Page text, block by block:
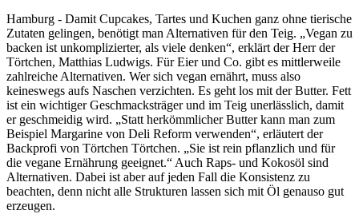
Hamburg - Damit Cupcakes, Tartes und Kuchen ganz ohne tierische
Zutaten gelingen, benö­tigt man Alternati­ven für den Teig. „Vegan zu
backen ist unkomplizierter, als viele denken“, erklärt der Herr der
Törtchen, Matthias Ludwigs. Für Eier und Co. gibt es mitt­lerweile
zahlreiche Alternativen. Wer sich vegan er­nährt, muss also
keineswegs aufs Naschen verzichten. Es geht los mit der Butter. Fett
ist ein wichtiger Ge­schmacksträger und im Teig unerlässlich, damit
er ge­schmeidig wird. „Statt herkömmlicher Butter kann man zum
Beispiel Margarine von Deli Reform verwenden“, er­läutert der
Back­profi von Törtchen Törtchen. „Sie ist rein pflanzlich und für
die vegane Ernährung geeignet.“ Auch Raps- und Kokosöl sind
Alternativen. Dabei ist aber auf jeden Fall die Konsistenz zu
beachten, denn nicht alle Strukturen lassen sich mit Öl genauso gut
erzeugen.